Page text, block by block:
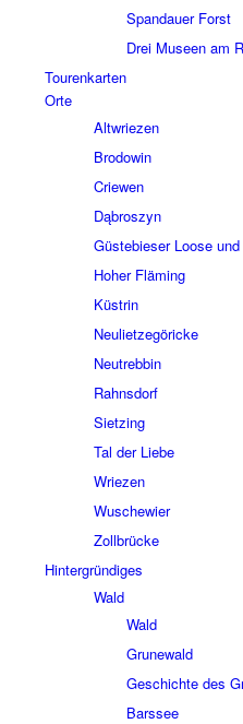
Span­dauer Forst
Drei Museen am
Touren­kar­ten
Orte
Altwrie­zen
Brodo­win
Crie­wen
Dąbros­zyn
Güste­bie­ser Loose
Hoher Fläming
Küstrin
Neuliet­ze­gö­ricke
Neutreb­bin
Rahns­dorf
Siet­zing
Tal der Liebe
Wrie­zen
Wusche­wier
Zoll­brücke
Hinter­grün­di­ges
Wald
Wald
Grune­wald
Geschichte des
Bars­see